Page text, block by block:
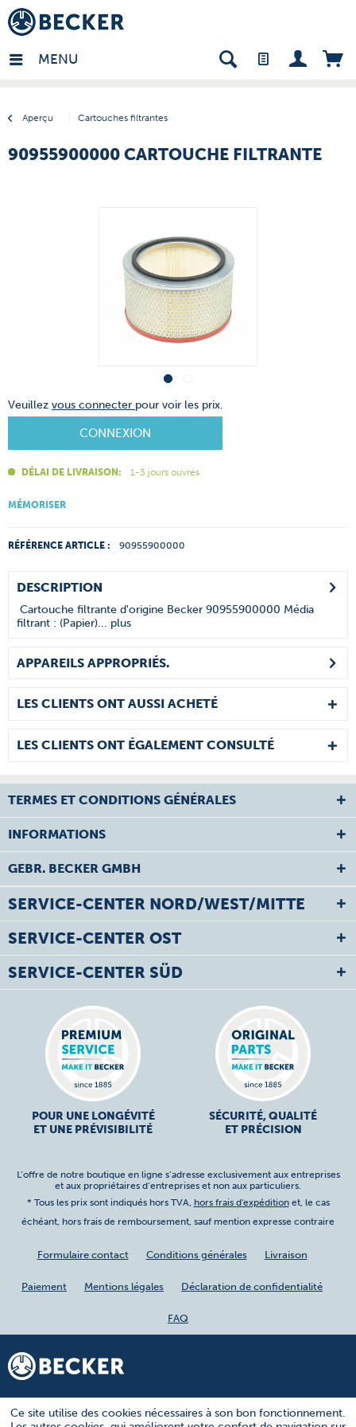
MENU
Aperçu Cartouches filtrantes
- FR
90955900000 CARTOUCHE FILTRANTE
Veuillez vous connecter pour voir les prix.
CONNEXION
DÉLAI DE LIVRAISON: 1-3 jours ouvrés
MÉMORISER
RÉFÉRENCE ARTICLE : 90955900000
DESCRIPTION
Cartouche filtrante d'origine Becker 90955900000 Média
filtrant : (Papier)... plus
APPAREILS APPROPRIÉS.
LES CLIENTS ONT AUSSI ACHETÉ
LES CLIENTS ONT ÉGALEMENT CONSULTÉ
TERMES ET CONDITIONS GÉNÉRALES
INFORMATIONS
GEBR. BECKER GMBH
SERVICE-CENTER NORD/WEST/MITTE
SERVICE-CENTER OST
SERVICE-CENTER SÜD
POUR UNE LONGÉVITÉ
ET UNE PRÉVISIBILITÉ
SÉCURITÉ, QUALITÉ
ET PRÉCISION
L’offre de notre boutique en ligne s’adresse exclusivement aux entreprises
et aux propriétaires d’entreprises et non aux particuliers.
* Tous les prix sont indiqués hors TVA, hors frais d'expéditionet, le cas
échéant, hors frais de remboursement, sauf mention expresse contraire
Formulaire contact Conditions générales Livraison
Paiement Mentions légales Déclaration de confidentialité
FAQ
Ce site utilise des cookies nécessaires à son bon fonctionnement.